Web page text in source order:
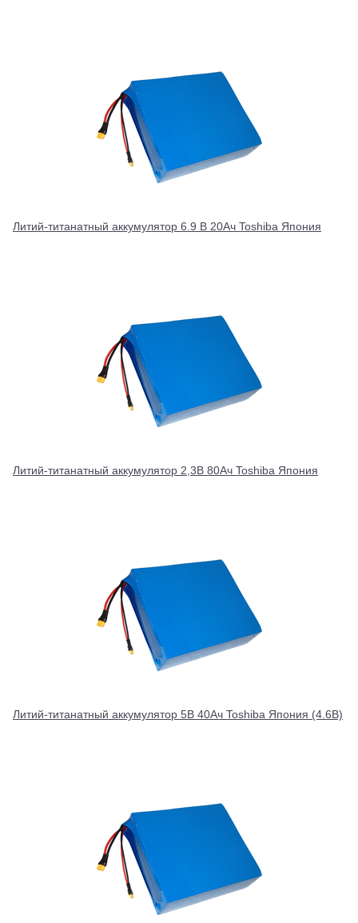
Литий-титанатный аккумулятор 6.9 В 20Ач Toshiba Япония
Литий-титанатный аккумулятор 2,3В 80Ач Toshiba Япония
Литий-титанатный аккумулятор 5В 40Ач Toshiba Япония (4.6В)